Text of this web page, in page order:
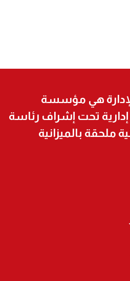
هي مؤسسة
تحت إشراف رئاسة
ملحقة بالميزانية